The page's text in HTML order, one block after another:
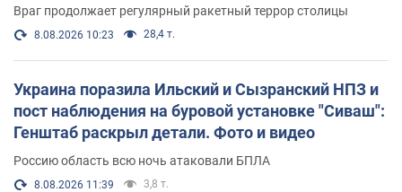
Враг продолжает регулярный ракетный террор столицы
8.08.2026 10:23 28,4 т.
Украина поразила Ильский и Сызранский НПЗ и
пост наблюдения на буровой установке "Сиваш":
Генштаб раскрыл детали. Фото и видео
Россию область всю ночь атаковали БПЛА
8.08.2026 11:39 3,8 т.